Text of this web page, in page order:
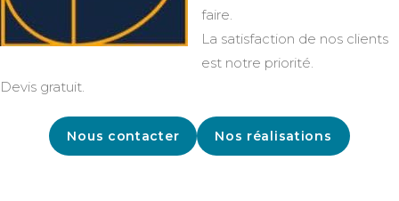
faire.
La satisfaction de nos clients
est notre priorité.
Devis gratuit.
Nous contacter Nos réalisations